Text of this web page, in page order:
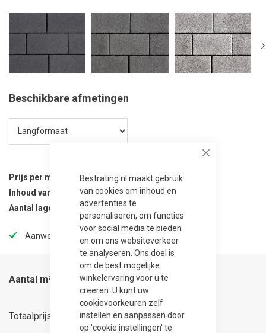
Bestrating.nl maakt gebruik
van cookies om inhoud en
advertenties te
personaliseren, om functies
voor social media te bieden
en om ons websiteverkeer
te analyseren. Ons doel is
om de best mogelijke
winkelervaring voor u te
creëren. U kunt uw
cookievoorkeuren zelf
instellen en aanpassen door
op 'cookie instellingen' te
Beschikbare afmetingen
Prijs per m²
44,50
Inhoud van verpakking 8 m²
Aantal lagen per verpakking
10
Aanwezig in onze showtuin
Aantal m²
Totaalprijs 35,60